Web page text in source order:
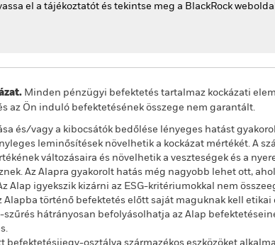
el a tájékoztatót és tekintse meg a BlackRock
Minden pénzügyi befektetés tartalmaz kockázati
az Ön induló befektetésének összege nem garantált.
és/vagy a kibocsátók bedőlése lényeges hatást
leminősítések növelhetik a kockázat mértékét. A
változásaira és növelhetik a veszteségek és a
Az Alapra gyakorolt hatás még nagyobb lehet ott,
Alap igyekszik kizárni az ESG-kritériumokkal nem
Alapba történő befektetés előtt saját maguknak kell
szűrés hátrányosan befolyásolhatja az Alap
osztálya származékos eszközöket